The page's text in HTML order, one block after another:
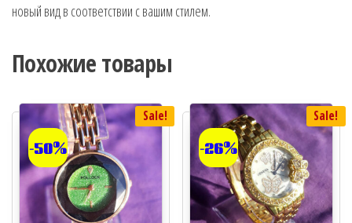
новый вид в соответствии с вашим стилем.
Похожие товары
Sale!
-50%
Sale!
-26%